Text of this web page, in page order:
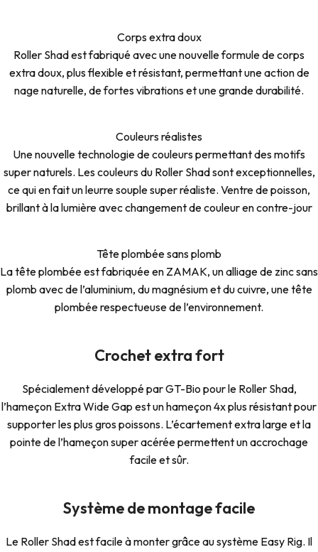
Corps extra doux
Roller Shad est fabriqué avec une nouvelle formule de corps
extra doux, plus flexible et résistant, permettant une action de
nage naturelle, de fortes vibrations et une grande durabilité.
Couleurs réalistes
Une nouvelle technologie de couleurs permettant des motifs
super naturels. Les couleurs du Roller Shad sont exceptionnelles,
ce qui en fait un leurre souple super réaliste. Ventre de poisson,
brillant à la lumière avec changement de couleur en contre-jour
Tête plombée sans plomb
La tête plombée est fabriquée en ZAMAK, un alliage de zinc sans
plomb avec de l’aluminium, du magnésium et du cuivre, une tête
plombée respectueuse de l’environnement.
Crochet extra fort
Spécialement développé par GT-Bio pour le Roller Shad,
l’hameçon Extra Wide Gap est un hameçon 4x plus résistant pour
supporter les plus gros poissons. L’écartement extra large et la
pointe de l’hameçon super acérée permettent un accrochage
facile et sûr.
Système de montage facile
Le Roller Shad est facile à monter grâce au système Easy Rig. Il